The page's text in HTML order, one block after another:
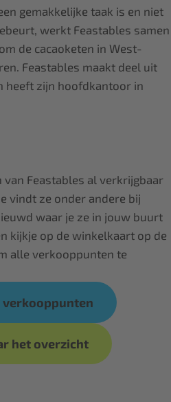
gemakkelijke taak is en niet
werkt Feastables samen
de cacaoketen in West-
Feastables maakt deel uit
heeft zijn hoofdkantoor in
van Feastables al verkrijgbaar
vindt ze onder andere bij
waar je ze in jouw buurt
kijkje op de winkelkaart op de
alle verkooppunten te
verkooppunten
het overzicht